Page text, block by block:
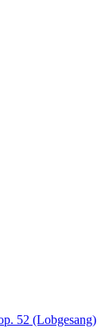
52 (Lobgesang)